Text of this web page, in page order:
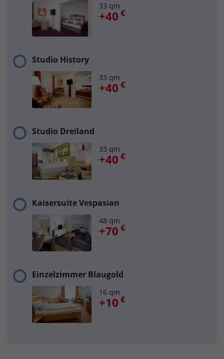
33 qm
+40 €
Studio History
33 qm
+40 €
Studio Dreiland
33 qm
+40 €
Kaisersuite Vespasian
48 qm
+70 €
Einzelzimmer Blaugold
16 qm
+10 €